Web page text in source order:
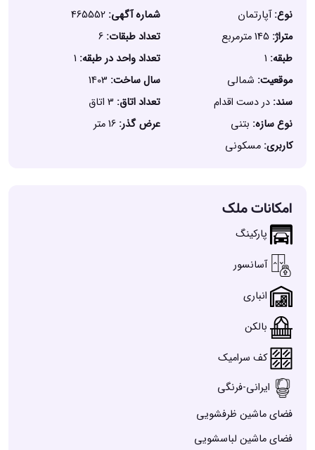
نوع:آپارتمان شماره آگهی:
متراژ: 145 مترمربع تعداد طبقات: 6
طبقه:
تعداد واحد در طبقه: 1
موقعیت: شمالی سال ساخت: 1403
سند: در دست اقدام تعداد اتاق:
نوع سازه: بتنی عرض گذر:
کاربری: مسکونی
امکانات ملک
پارکینگ
آسانسور
انباری
بالکن
کف سرامیک
ایرانی-فرنگی
فضای ماشین ظرفشویی
فضای ماشین لباسشویی